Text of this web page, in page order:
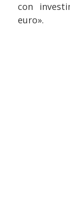
con
euro».